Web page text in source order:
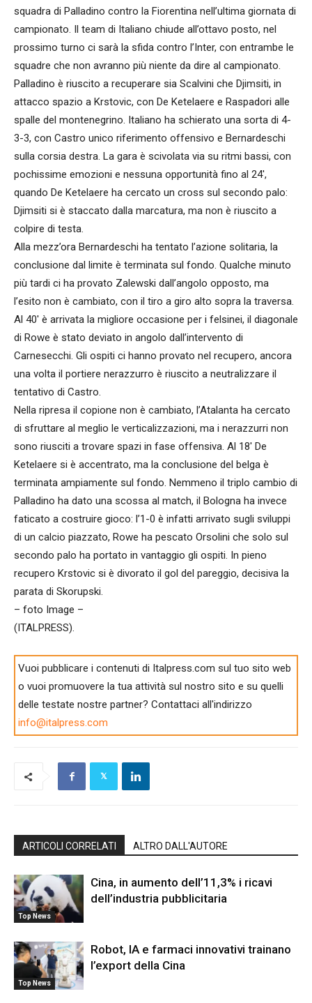
squadra di Palladino contro la Fiorentina nell’ultima giornata di
campionato. Il team di Italiano chiude all’ottavo posto, nel
prossimo turno ci sarà la sfida contro l’Inter, con entrambe le
squadre che non avranno più niente da dire al campionato.
Palladino è riuscito a recuperare sia Scalvini che Djimsiti, in
attacco spazio a Krstovic, con De Ketelaere e Raspadori alle
spalle del montenegrino. Italiano ha schierato una sorta di 4-
3-3, con Castro unico riferimento offensivo e Bernardeschi
sulla corsia destra. La gara è scivolata via su ritmi bassi, con
pochissime emozioni e nessuna opportunità fino al 24′,
quando De Ketelaere ha cercato un cross sul secondo palo:
Djimsiti si è staccato dalla marcatura, ma non è riuscito a
colpire di testa.
Alla mezz’ora Bernardeschi ha tentato l’azione solitaria, la
conclusione dal limite è terminata sul fondo. Qualche minuto
più tardi ci ha provato Zalewski dall’angolo opposto, ma
l’esito non è cambiato, con il tiro a giro alto sopra la traversa.
Al 40′ è arrivata la migliore occasione per i felsinei, il diagonale
di Rowe è stato deviato in angolo dall’intervento di
Carnesecchi. Gli ospiti ci hanno provato nel recupero, ancora
una volta il portiere nerazzurro è riuscito a neutralizzare il
tentativo di Castro.
Nella ripresa il copione non è cambiato, l’Atalanta ha cercato
di sfruttare al meglio le verticalizzazioni, ma i nerazzurri non
sono riusciti a trovare spazi in fase offensiva. Al 18′ De
Ketelaere si è accentrato, ma la conclusione del belga è
terminata ampiamente sul fondo. Nemmeno il triplo cambio di
Palladino ha dato una scossa al match, il Bologna ha invece
faticato a costruire gioco: l’1-0 è infatti arrivato sugli sviluppi
di un calcio piazzato, Rowe ha pescato Orsolini che solo sul
secondo palo ha portato in vantaggio gli ospiti. In pieno
recupero Krstovic si è divorato il gol del pareggio, decisiva la
parata di Skorupski.
– foto Image –
(ITALPRESS).
Vuoi pubblicare i contenuti di Italpress.com sul tuo sito web
o vuoi promuovere la tua attività sul nostro sito e su quelli
delle testate nostre partner? Contattaci all'indirizzo
info@italpress.com
ARTICOLI CORRELATI ALTRO DALL'AUTORE
Top News
Cina, in aumento dell’11,3% i ricavi
dell’industria pubblicitaria
Top News
Robot, IA e farmaci innovativi trainano
l’export della Cina